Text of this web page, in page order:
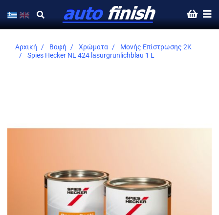
Αρχική Βαφή Χρώματα
Μονής Επίστρωσης 2K
Spies Hecker NL 424 lasurgrunlichblau 1 L